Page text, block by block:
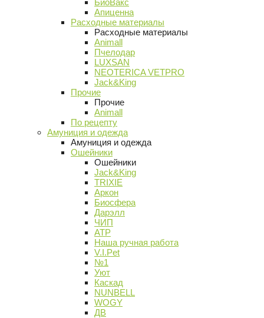
БиоВакс
Апиценна
Расходные материалы
Расходные материалы
Animall
Пчелодар
LUXSAN
NEOTERICA VETPRO
Jack&King
Прочие
Прочие
Animall
По рецепту
Амуниция и одежда
Амуниция и одежда
Ошейники
Ошейники
Jack&King
TRIXIE
Аркон
Биосфера
Дарэлл
ЧИП
АТР
Наша ручная работа
V.I.Pet
№1
Уют
Каскад
NUNBELL
WOGY
ДВ